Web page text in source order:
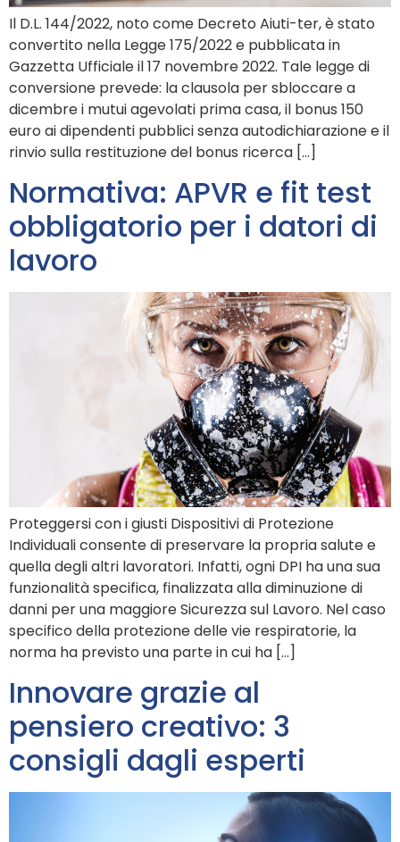
Il D.L. 144/2022, noto come Decreto Aiuti-ter, è stato
convertito nella Legge 175/2022 e pubblicata in
Gazzetta Ufficiale il 17 novembre 2022. Tale legge di
conversione prevede: la clausola per sbloccare a
dicembre i mutui agevolati prima casa, il bonus 150
euro ai dipendenti pubblici senza autodichiarazione e il
rinvio sulla restituzione del bonus ricerca […]
Normativa: APVR e fit test
obbligatorio per i datori di
lavoro
Proteggersi con i giusti Dispositivi di Protezione
Individuali consente di preservare la propria salute e
quella degli altri lavoratori. Infatti, ogni DPI ha una sua
funzionalità specifica, finalizzata alla diminuzione di
danni per una maggiore Sicurezza sul Lavoro. Nel caso
specifico della protezione delle vie respiratorie, la
norma ha previsto una parte in cui ha […]
Innovare grazie al
pensiero creativo: 3
consigli dagli esperti